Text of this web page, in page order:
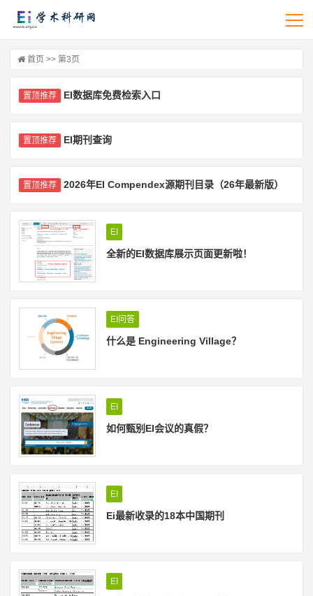
首页 >> 第3页
置顶推荐 EI数据库免费检索入口
置顶推荐 EI期刊查询
置顶推荐 2026年EI Compendex源期刊目录（26年最新版）
EI
全新的EI数据库展示页面更新啦！
EI问答
什么是 Engineering Village？
EI
如何甄别EI会议的真假？
EI
Ei最新收录的18本中国期刊
EI